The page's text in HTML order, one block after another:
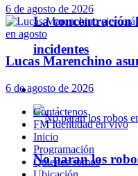
La concentración
incidentes
Policiales
No paran los
6 de agosto de 2026
Lucas Marenchino
6 de agosto de 2026
Contáctenos
FM Identidad en vivo
Inicio
Programación
Quienes somos